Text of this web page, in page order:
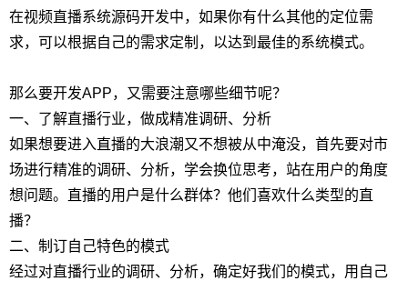
在视频直播系统源码开发中，如果你有什么其他的定位需
求，可以根据自己的需求定制，以达到最佳的系统模式。
那么要开发APP，又需要注意哪些细节呢？
一、了解直播行业，做成精准调研、分析
如果想要进入直播的大浪潮又不想被从中淹没，首先要对市
场进行精准的调研、分析，学会换位思考，站在用户的角度
想问题。直播的用户是什么群体？他们喜欢什么类型的直
播？
二、制订自己特色的模式
经过对直播行业的调研、分析，确定好我们的模式，用自己